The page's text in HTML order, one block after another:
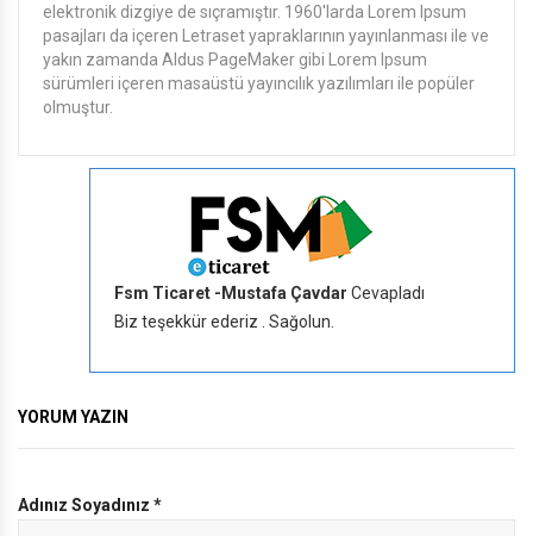
elektronik dizgiye de sıçramıştır. 1960'larda Lorem Ipsum
pasajları da içeren Letraset yapraklarının yayınlanması ile ve
yakın zamanda Aldus PageMaker gibi Lorem Ipsum
sürümleri içeren masaüstü yayıncılık yazılımları ile popüler
olmuştur.
Fsm Ticaret -Mustafa Çavdar Cevapladı
Biz teşekkür ederiz . Sağolun.
YORUM YAZIN
Adınız Soyadınız *